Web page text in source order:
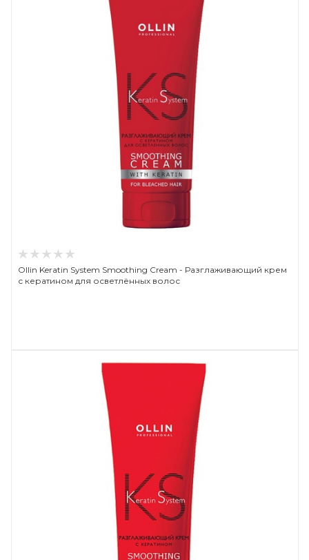
Ollin Keratin System Smoothing Cream - Разглаживающий крем
с кератином для осветлённых волос